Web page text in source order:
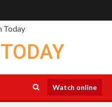
Watch online